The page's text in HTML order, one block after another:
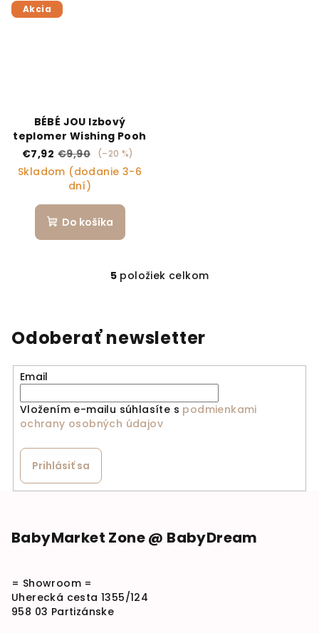
Akcia
BÉBÉ JOU Izbový
teplomer Wishing Pooh
€7,92 €9,90 (–20 %)
Skladom (dodanie 3-6
dní)
Do košíka
Ovládacie prvky
5 položiek celkom
Odoberať newsletter
Email
Vložením e-mailu súhlasíte s podmienkami
ochrany osobných údajov
Prihlásiť sa
BabyMarket Zone @ BabyDream
= Showroom =
Uherecká cesta 1355/124
958 03 Partizánske